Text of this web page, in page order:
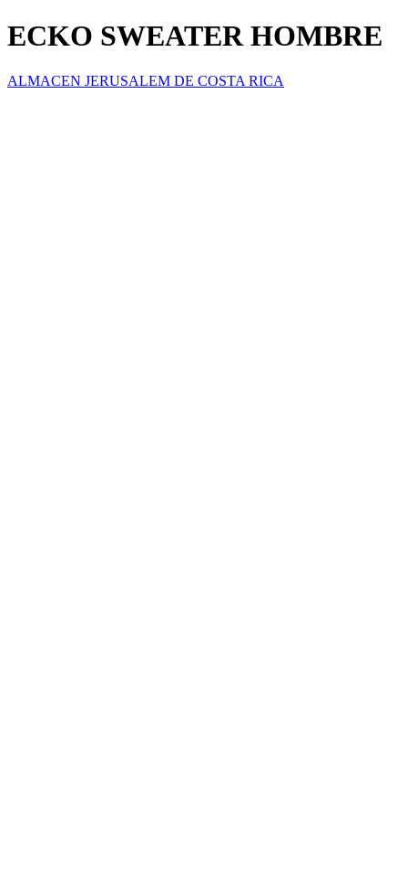
ECKO SWEATER HOMBRE
ALMACEN JERUSALEM DE COSTA RICA